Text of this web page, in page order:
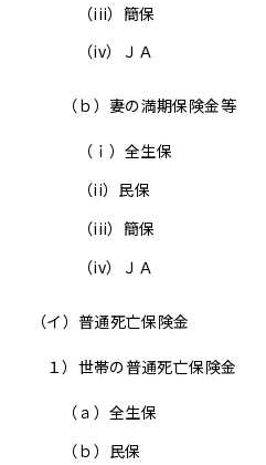
（iii） 簡保
（iv）
ＪＡ
（ｂ）妻の満期保険金等
（ｉ）全生保
（ii） 民保
（iii） 簡保
（iv）
ＪＡ
（イ）普通死亡保険金
１）世帯の普通死亡保険金
（ａ）全生保
（ｂ） 民保